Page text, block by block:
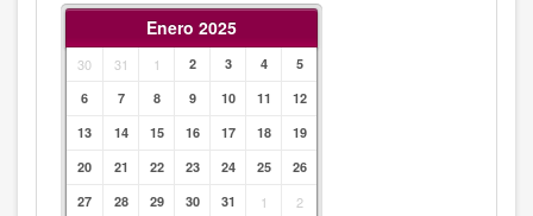
Enero 2025
30 31 1 2 3 4
5
6
7 8 9 10 11
12
13
14 15 16 17 18
19
20
21 22 23 24 25
26
27
28 29 30 31 1 2